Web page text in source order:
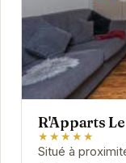
R'Apparts
★★★★★
Situé à